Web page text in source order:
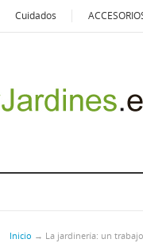
Cuidados
Inicio → La jardinería: un